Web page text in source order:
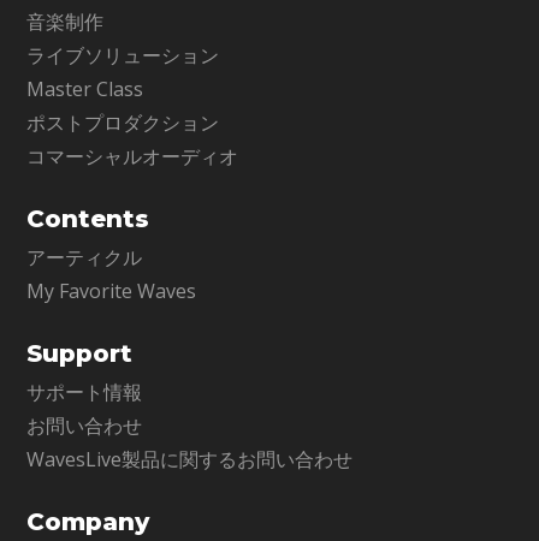
音楽制作
ライブソリューション
Master Class
ポストプロダクション
コマーシャルオーディオ
Contents
アーティクル
My Favorite Waves
Support
サポート情報
お問い合わせ
WavesLive製品に関するお問い合わせ
Company